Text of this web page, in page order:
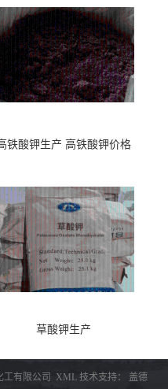
铁酸钾生产 高铁酸钾价格
草酸钾生产
工有限公司 XML 技术支持： 盖德